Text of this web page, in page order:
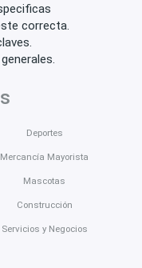
correcta.
Deportes
Mercancía Mayorista
Mascotas
Construcción
Servicios y Negocios